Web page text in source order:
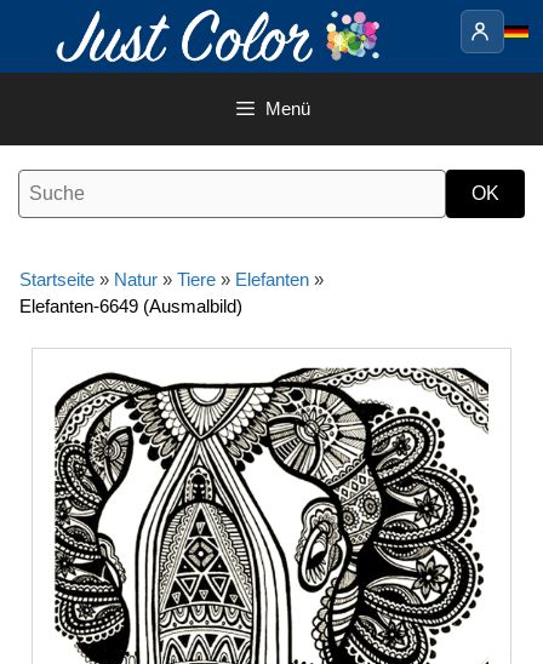
Inhalt
Menü
Startseite » Natur » Tiere » Elefanten »
Elefanten-6649 (Ausmalbild)